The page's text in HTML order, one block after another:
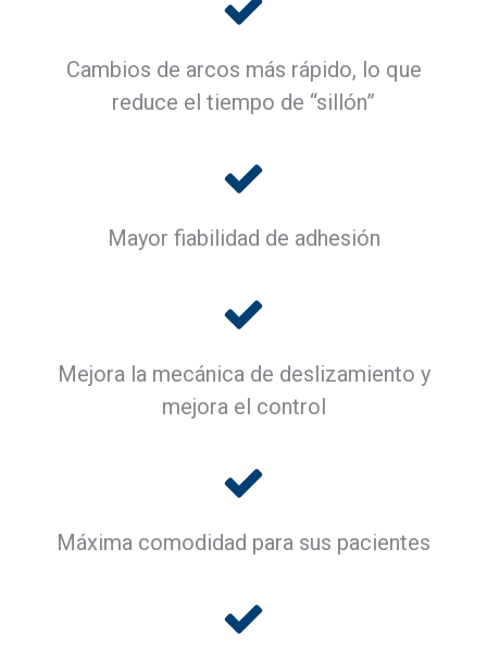
Cambios de arcos más rápido, lo que
reduce el tiempo de “sillón”
Mayor fiabilidad de adhesión
Mejora la mecánica de deslizamiento y
mejora el control
Máxima comodidad para sus pacientes